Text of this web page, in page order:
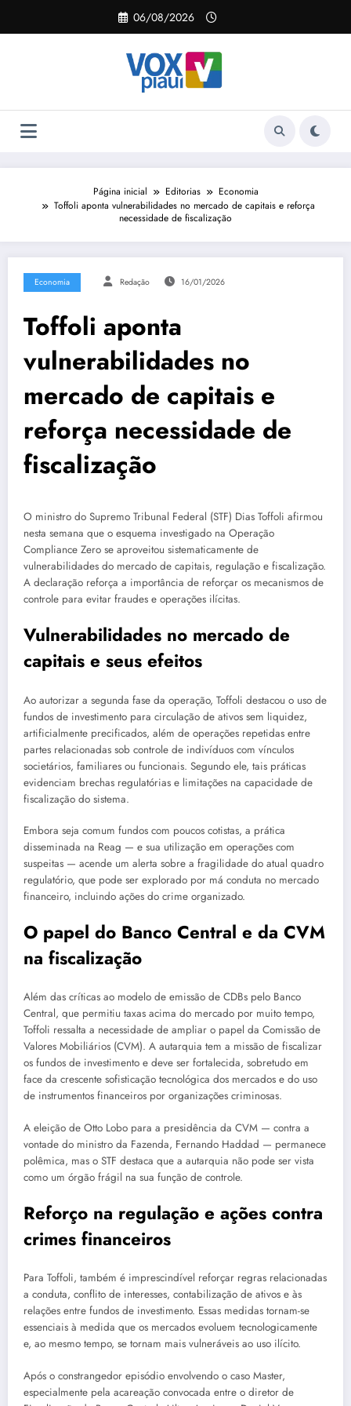
o
06/08/2026
Página inicial Editorias
Economia
Toffoli aponta vulnerabilidades no mercado de capitais e reforça
necessidade de fiscalização
Economia Redação 16/01/2026
Toffoli aponta
vulnerabilidades no
mercado de capitais e
reforça necessidade de
fiscalização
O ministro do Supremo Tribunal Federal (STF) Dias Toffoli afirmou
nesta semana que o esquema investigado na Operação
Compliance Zero se aproveitou sistematicamente de
vulnerabilidades do mercado de capitais, regulação e fiscalização.
A declaração reforça a importância de reforçar os mecanismos de
controle para evitar fraudes e operações ilícitas.
Vulnerabilidades no mercado de
capitais e seus efeitos
Ao autorizar a segunda fase da operação, Toffoli destacou o uso de
fundos de investimento para circulação de ativos sem liquidez,
artificialmente precificados, além de operações repetidas entre
partes relacionadas sob controle de indivíduos com vínculos
societários, familiares ou funcionais. Segundo ele, tais práticas
evidenciam brechas regulatórias e limitações na capacidade de
fiscalização do sistema.
Embora seja comum fundos com poucos cotistas, a prática
disseminada na Reag — e sua utilização em operações com
suspeitas — acende um alerta sobre a fragilidade do atual quadro
regulatório, que pode ser explorado por má conduta no mercado
financeiro, incluindo ações do crime organizado.
O papel do Banco Central e da CVM
na fiscalização
Além das críticas ao modelo de emissão de CDBs pelo Banco
Central, que permitiu taxas acima do mercado por muito tempo,
Toffoli ressalta a necessidade de ampliar o papel da Comissão de
Valores Mobiliários (CVM). A autarquia tem a missão de fiscalizar
os fundos de investimento e deve ser fortalecida, sobretudo em
face da crescente sofisticação tecnológica dos mercados e do uso
de instrumentos financeiros por organizações criminosas.
A eleição de Otto Lobo para a presidência da CVM — contra a
vontade do ministro da Fazenda, Fernando Haddad — permanece
polêmica, mas o STF destaca que a autarquia não pode ser vista
como um órgão frágil na sua função de controle.
Reforço na regulação e ações contra
crimes financeiros
Para Toffoli, também é imprescindível reforçar regras relacionadas
a conduta, conflito de interesses, contabilização de ativos e às
relações entre fundos de investimento. Essas medidas tornam-se
essenciais à medida que os mercados evoluem tecnologicamente
e, ao mesmo tempo, se tornam mais vulneráveis ao uso ilícito.
Após o constrangedor episódio envolvendo o caso Master,
especialmente pela acareação convocada entre o diretor de